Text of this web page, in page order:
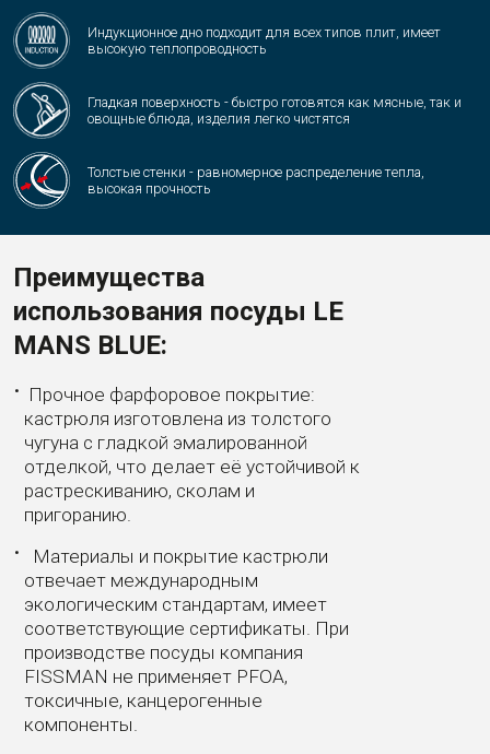
Индукционное дно подходит для всех типов плит, имеет
высокую теплопроводность
Гладкая поверхность - быстро готовятся как мясные, так и
овощные блюда, изделия легко чистятся
Толстые стенки - равномерное распределение тепла,
высокая прочность
Преимущества
использования посуды LE
MANS BLUE:
Прочное фарфоровое покрытие:
кастрюля изготовлена из толстого
чугуна с гладкой эмалированной
отделкой, что делает её устойчивой к
растрескиванию, сколам и
пригоранию.
Материалы и покрытие кастрюли
отвечает международным
экологическим стандартам, имеет
соответствующие сертификаты. При
производстве посуды компания
FISSMAN не применяет PFOA,
токсичные, канцерогенные
компоненты.